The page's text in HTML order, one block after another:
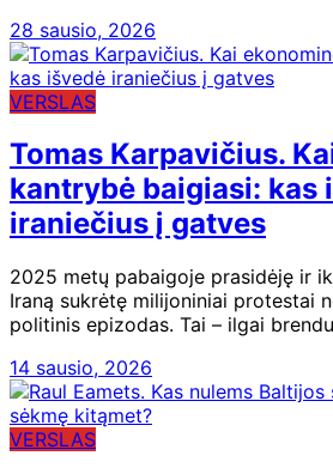
28 sausio, 2026
VERSLAS
Tomas Karpavičius.
kantrybė baigiasi: kas
iraniečius į gatves
2025 metų pabaigoje prasidėję ir
Iraną sukrėtę milijoniniai protestai
politinis epizodas. Tai – ilgai
14 sausio, 2026
VERSLAS